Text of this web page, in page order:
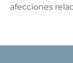
afecciones